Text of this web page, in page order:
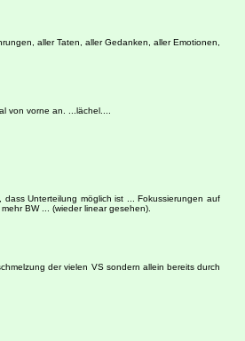
aller Taten, aller Gedanken, aller Emotionen,
von vorne an. ...lächel....
Unterteilung möglich ist ... Fokussierungen auf
BW ... (wieder linear gesehen).
der vielen VS sondern allein bereits durch